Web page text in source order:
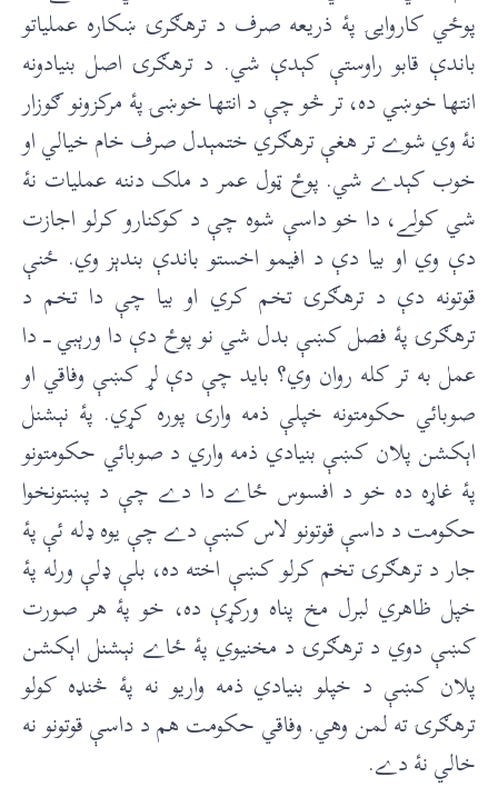
پوځي کاروایۍ پۀ ذريعه صرف د ترهګرۍ ښکاره عملياتو
باندې قابو راوستې کېدې شي. د ترهګرۍ اصل بنيادونه
انتها خوښي ده، تر څو چې د انتها خوښۍ پۀ مرکزونو ګوزار
نۀ وي شوے تر هغې ترهګري ختمېدل صرف خام خيالي او
خوب کېدے شي. پوځ ټول عمر د ملک دننه عمليات نۀ
شي کولے، دا خو داسې شوه چې د کوکنارو کرلو اجازت
دې وي او بيا دې د افيمو اخستو باندې بندېز وي. ځنې
قوتونه دې د ترهګرۍ تخم کري او بيا چې دا تخم د
ترهګرۍ پۀ فصل کښې بدل شي نو پوځ دې دا ورېبي ـــ دا
عمل به تر کله روان وي؟ بايد چې دې لړ کښې وفاقي او
صوبائي حکومتونه خپلې ذمه وارۍ پوره کړي. پۀ نېشنل
اېکشن پلان کښې بنیادي ذمه واري د صوبائي حکومتونو
پۀ غاړه ده خو د افسوس ځاے دا دے چې د پښتونخوا
حکومت د داسې قوتونو لاس کښې دے چې یوه ډله ئې پۀ
جار د ترهګرۍ تخم کرلو کښې اخته ده، بلې ډلې ورله پۀ
خپل ظاهري لبرل مخ پناه ورکړې ده، خو پۀ هر صورت
کښې دوي د ترهګرۍ د مخنیوي پۀ ځاے نېشنل اېکشن
پلان کښې د خپلو بنیادي ذمه واریو نه پۀ څنډه کولو
ترهګرۍ ته لمن وهي. وفاقي حکومت هم د داسې قوتونو نه
خالي نۀ دے.